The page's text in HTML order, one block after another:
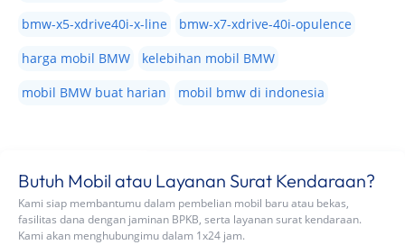
bmw-x5-xdrive40i-x-line
bmw-x7-xdrive-40i-opulence
harga mobil BMW
kelebihan mobil BMW
mobil BMW buat harian
mobil bmw di indonesia
Butuh Mobil atau Layanan Surat Kendaraan?
Kami siap membantumu dalam pembelian mobil baru atau bekas,
fasilitas dana dengan jaminan BPKB, serta layanan surat kendaraan.
Kami akan menghubungimu dalam 1x24 jam.